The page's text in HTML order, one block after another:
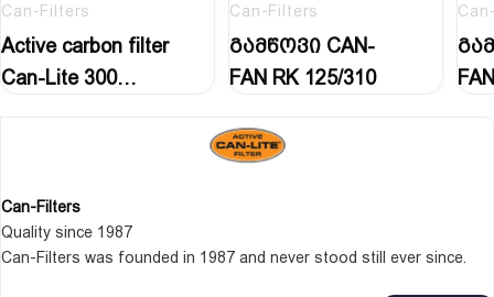
Can-Filters
Active carbon filter
Can-Lite 300
Can-Filters
გამწოვი CAN-
FAN RK 125/310
Can-Filters
Quality since 1987
Can-Filters was founded in 1987 and never stood still ever since.